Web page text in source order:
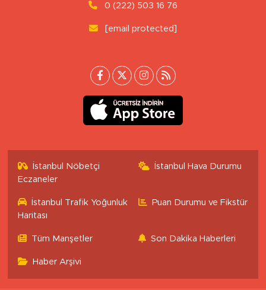
0 (222) 503 16 76
[email protected]
İstanbul Nöbetçi
Eczaneler
İstanbul Hava Durumu
İstanbul Trafik Yoğunluk
Haritası
Puan Durumu ve Fikstür
Tüm Manşetler Son Dakika Haberleri
Haber Arşivi